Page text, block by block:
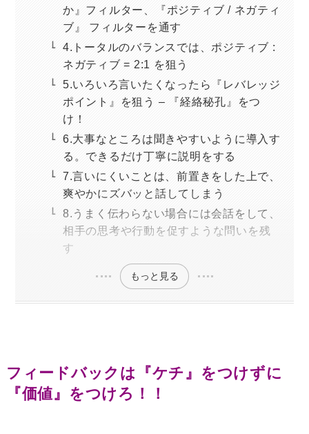
か』フィルター、『ポジティブ / ネガティ
ブ』 フィルターを通す
4.トータルのバランスでは、ポジティブ :
ネガティブ = 2:1 を狙う
5.いろいろ言いたくなったら『レバレッジ
ポイント』を狙う – 『経絡秘孔』をつ
け！
6.大事なところは聞きやすいように導入す
る。できるだけ丁寧に説明をする
7.言いにくいことは、前置きをした上で、
爽やかにズバッと話してしまう
8.うまく伝わらない場合には会話をして、
相手の思考や行動を促すような問いを残
す
もっと見る
フィードバックは『ケチ』をつけずに
『価値』をつけろ！！